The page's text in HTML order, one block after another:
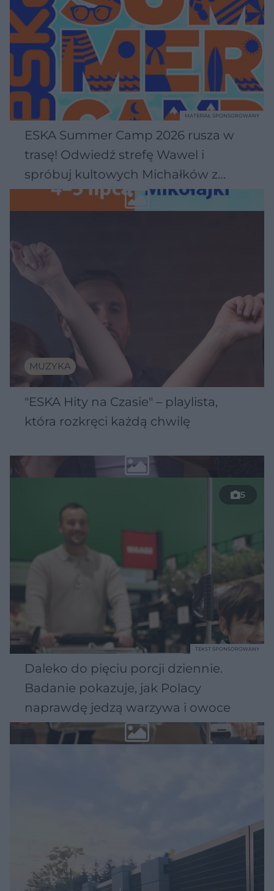
ESKA Summer Camp 2026 rusza w
trasę! Odwiedź strefę Wawel i
spróbuj kultowych Michałków z
Wawelu
MATERIAŁ SPONSOROWANY
MUZYKA
"ESKA Hity na Czasie" – playlista,
która rozkręci każdą chwilę
5
Daleko do pięciu porcji dziennie.
Badanie pokazuje, jak Polacy
naprawdę jedzą warzywa i owoce
TEKST SPONSOROWANY